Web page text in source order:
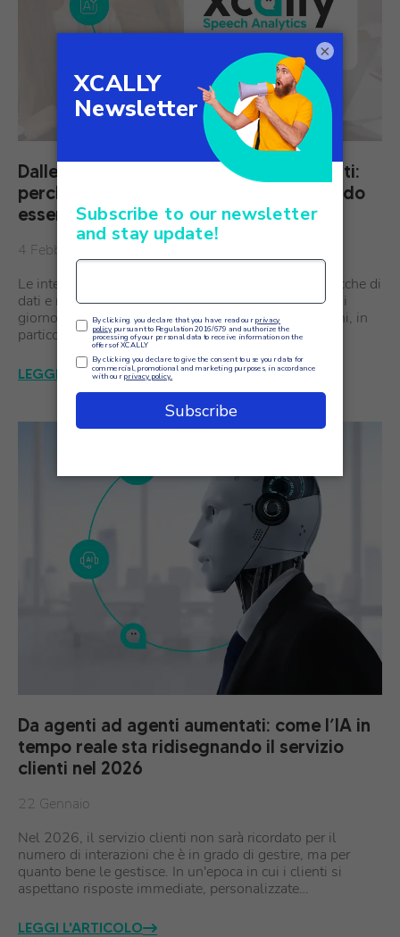
Dalle conversazioni agli approfondimenti:
perché la speech analytics sta diventando
essenziale per la customer experience
4 Febbraio
Le interazioni con i clienti non sono mai state così ricche di
dati e mai così difficili da comprendere appieno. Ogni
giorno le organizzazioni di medie e grandi dimensioni, in
particolare i fornitori di servizi che…
LEGGI L'ARTICOLO
Da agenti ad agenti aumentati: come l’IA in
tempo reale sta ridisegnando il servizio
clienti nel 2026
22 Gennaio
Nel 2026, il servizio clienti non sarà ricordato per il
numero di interazioni che è in grado di gestire, ma per
quanto bene le gestisce. In un'epoca in cui i clienti si
aspettano risposte immediate, personalizzate…
LEGGI L'ARTICOLO
×